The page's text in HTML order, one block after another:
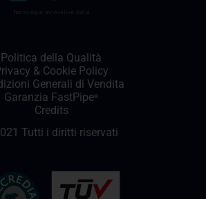
Politica della Qualità
& Cookie Policy
Generali di Vendita
Garanzia FastPipe ®
Credits
Tutti i diritti riservati